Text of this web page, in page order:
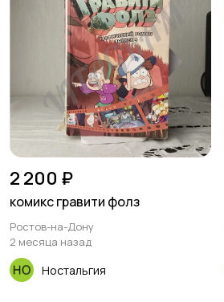
2 200 ₽
комикс гравити фолз
Ростов-на-Дону
2 месяца назад
Ностальгия